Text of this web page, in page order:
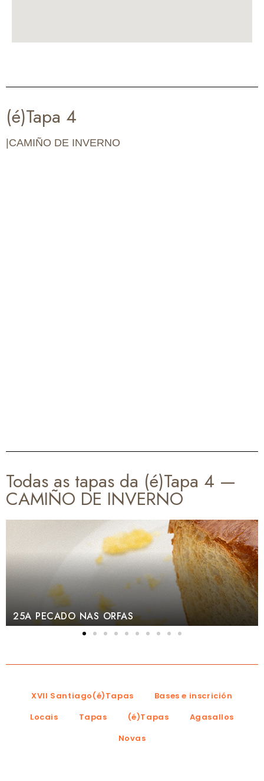
(é)Tapa 4
|CAMIÑO DE INVERNO
Todas as tapas da (é)Tapa 4 —
CAMIÑO DE INVERNO
24C
XVII Santiago(é)Tapas
Bases e inscrición
Locais
Tapas (é)Tapas
Agasallos
Novas